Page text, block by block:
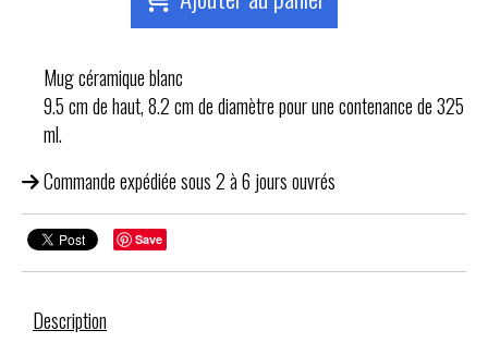
Mug céramique blanc
9.5 cm de haut, 8.2 cm de diamètre pour une contenance de 325
ml.
Commande expédiée sous 2 à 6 jours ouvrés
Save
Description